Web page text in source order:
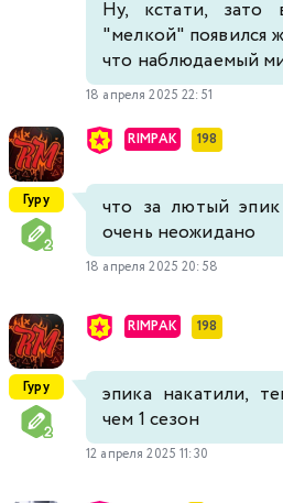
Ну, кстати, зато
"мелкой" появился
что наблюдаемый
18 апреля 2025 22:51
Гуру
RIMPAK 198
что за лютый
очень неожидано
18 апреля 2025 20:58
Гуру
RIMPAK 198
эпика накатили,
чем 1 сезон
12 апреля 2025 11:30